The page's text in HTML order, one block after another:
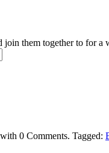
them together to for
with 0 Comments. Tagged: